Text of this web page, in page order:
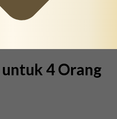
4 Orang